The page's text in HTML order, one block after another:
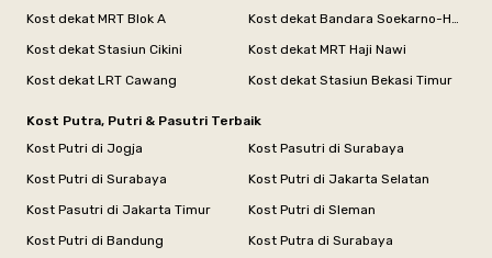
Kost dekat MRT Blok A
Kost dekat Bandara Soekarno-Hatta
Kost dekat Stasiun Cikini
Kost dekat MRT Haji Nawi
Kost dekat LRT Cawang
Kost dekat Stasiun Bekasi Timur
Kost Putra, Putri & Pasutri Terbaik
Kost Putri di Jogja
Kost Pasutri di Surabaya
Kost Putri di Surabaya
Kost Putri di Jakarta Selatan
Kost Pasutri di Jakarta Timur
Kost Putri di Sleman
Kost Putri di Bandung
Kost Putra di Surabaya